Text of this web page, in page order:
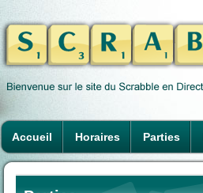
Accueil Horaires Parties